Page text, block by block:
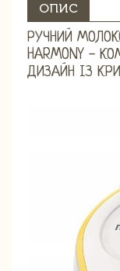
ОПИС
РУЧНИЙ
HARMONY -
ДИЗАЙН ІЗ